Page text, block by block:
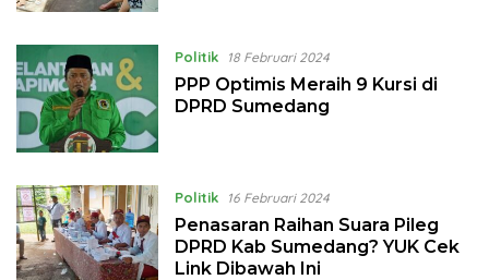
Politik 18 Februari 2024
PPP Optimis Meraih 9 Kursi di
DPRD Sumedang
Politik 16 Februari 2024
Penasaran Raihan Suara Pileg
DPRD Kab Sumedang? YUK Cek
Link Dibawah Ini